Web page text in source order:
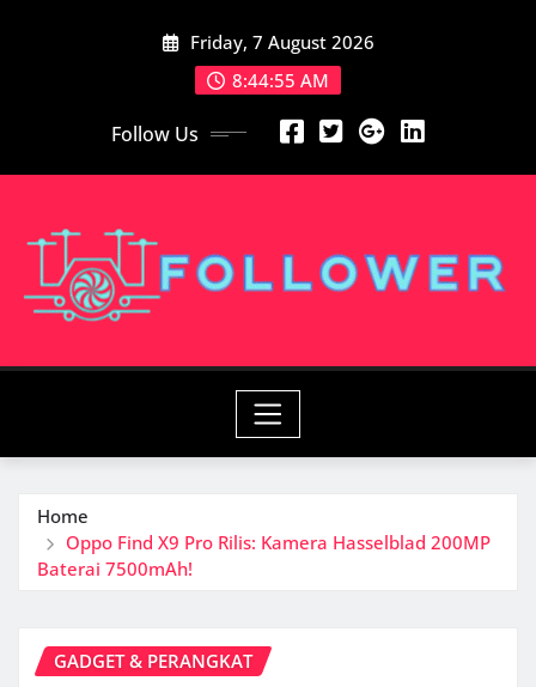
Friday, 7 August 2026
8:44:57 AM
Follow Us
Home
Oppo Find X9 Pro Rilis: Kamera Hasselblad 200MP
Baterai 7500mAh!
GADGET & PERANGKAT